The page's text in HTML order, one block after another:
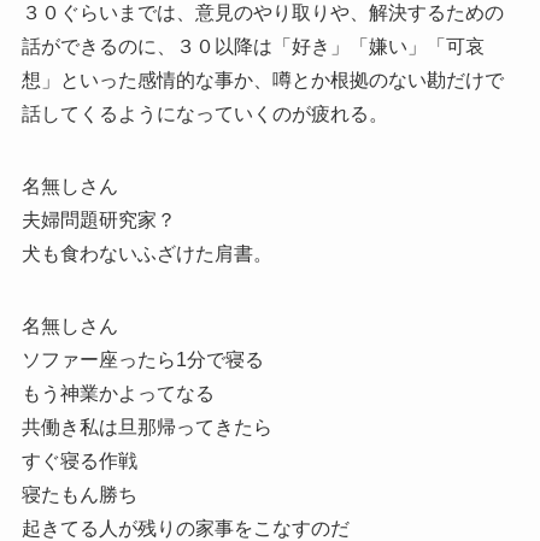
３０ぐらいまでは、意見のやり取りや、解決するための
話ができるのに、３０以降は「好き」「嫌い」「可哀
想」といった感情的な事か、噂とか根拠のない勘だけで
話してくるようになっていくのが疲れる。
名無しさん
夫婦問題研究家？
犬も食わないふざけた肩書。
名無しさん
ソファー座ったら1分で寝る
もう神業かよってなる
共働き私は旦那帰ってきたら
すぐ寝る作戦
寝たもん勝ち
起きてる人が残りの家事をこなすのだ